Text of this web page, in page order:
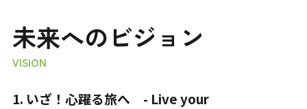
未来へのビジョン
VISION
1. いざ！心躍る旅へ - Live your